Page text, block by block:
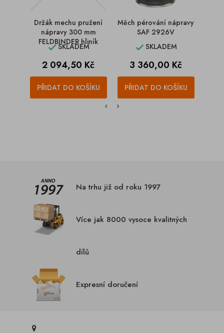
Držák mechu pružení
nápravy 300 mm
FELDBINDER hliník
SKLADEM
Cena
2 094,50 Kč
PŘIDAT DO KOŠÍKU
Měch pérování nápravy
SAF 2926V
SKLADEM
Cena
3 360,00 Kč
PŘIDAT DO KOŠÍKU
Na trhu již od roku 1997
Více jak 8000 vysoce kvalitných
dílů
Expresní doručení